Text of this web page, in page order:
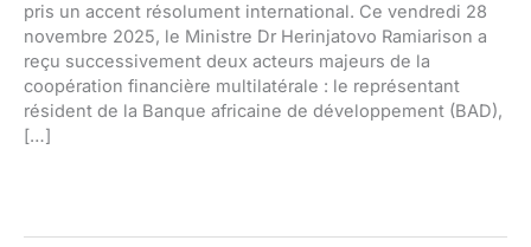
pris un accent résolument international. Ce vendredi 28
novembre 2025, le Ministre Dr Herinjatovo Ramiarison a
reçu successivement deux acteurs majeurs de la
coopération financière multilatérale : le représentant
résident de la Banque africaine de développement (BAD),
[…]